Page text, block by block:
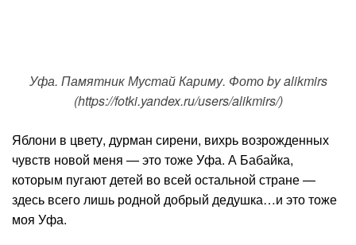
Уфа. Памятник Мустай Кариму. Фото by alikmirs
(https://fotki.yandex.ru/users/alikmirs/)
Яблони в цвету, дурман сирени, вихрь возрожденных
чувств новой меня — это тоже Уфа. А Бабайка,
которым пугают детей во всей остальной стране —
здесь всего лишь родной добрый дедушка…и это тоже
моя Уфа.